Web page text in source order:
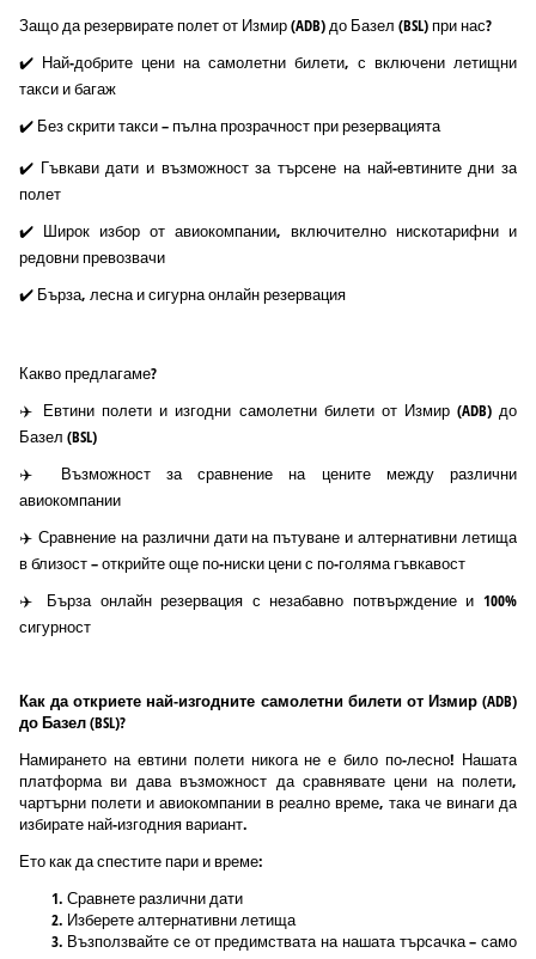
Защо да резервирате полет от Измир (ADB) до Базел (BSL) при нас?
✔️ Най-добрите цени на самолетни билети, с включени летищни
такси и багаж
✔️ Без скрити такси – пълна прозрачност при резервацията
✔️ Гъвкави дати и възможност за търсене на най-евтините дни за
полет
✔️ Широк избор от авиокомпании, включително нискотарифни и
редовни превозвачи
✔️ Бърза, лесна и сигурна онлайн резервация
Какво предлагаме?
✈️ Евтини полети и изгодни самолетни билети от Измир (ADB) до
Базел (BSL)
✈️ Възможност за сравнение на цените между различни
авиокомпании
✈️ Сравнение на различни дати на пътуване и алтернативни летища
в близост – открийте още по-ниски цени с по-голяма гъвкавост
✈️ Бърза онлайн резервация с незабавно потвърждение и 100%
сигурност
Как да откриете най-изгодните самолетни билети от Измир (ADB)
до Базел (BSL)?
Намирането на евтини полети никога не е било по-лесно! Нашата
платформа ви дава възможност да сравнявате цени на полети,
чартърни полети и авиокомпании в реално време, така че винаги да
избирате най-изгодния вариант.
Ето как да спестите пари и време:
Сравнете различни дати
Изберете алтернативни летища
Възползвайте се от предимствата на нашата търсачка – само